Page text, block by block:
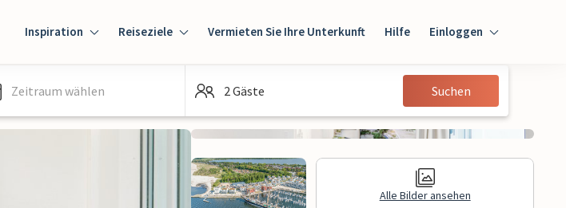
Inspiration Reiseziele Vermieten Sie Ihre Unterkunft Hilfe Einloggen
Einloggen
Gast
Zeitraum wählen 2 Gäste Suchen
Alle Bilder ansehen